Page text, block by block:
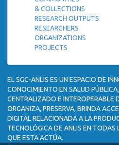
& COLLECTIONS
RESEARCH OUTPUTS
RESEARCHERS
ORGANIZATIONS
PROJECTS
EL SGC-ANLIS ES UN ESPACIO DE
CONOCIMIENTO EN SALUD
CENTRALIZADO E INTEROPERABLE
ORGANIZA, PRESERVA, BRINDA
DIGITAL RELACIONADA A LA
TECNOLÓGICA DE ANLIS EN TODAS
QUE ESTA ACTÚA.